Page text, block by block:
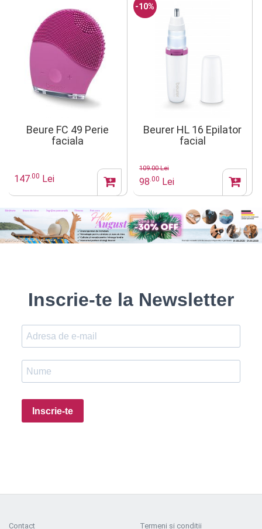
Beure FC 49 Perie
faciala
147.00 Lei
-10%
Beurer HL 16 Epilator
facial
109.00 Lei
98.00 Lei
Inscrie-te la Newsletter
Inscrie-te
Contact Termeni si conditii